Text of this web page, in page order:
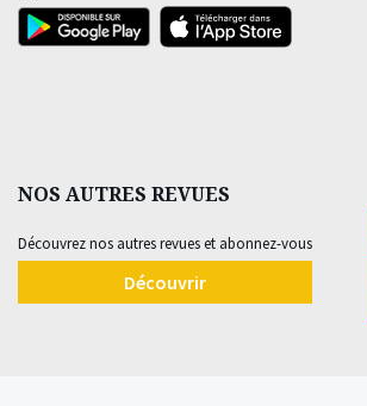
NOS AUTRES REVUES
Découvrez nos autres revues et abonnez-vous
Découvrir